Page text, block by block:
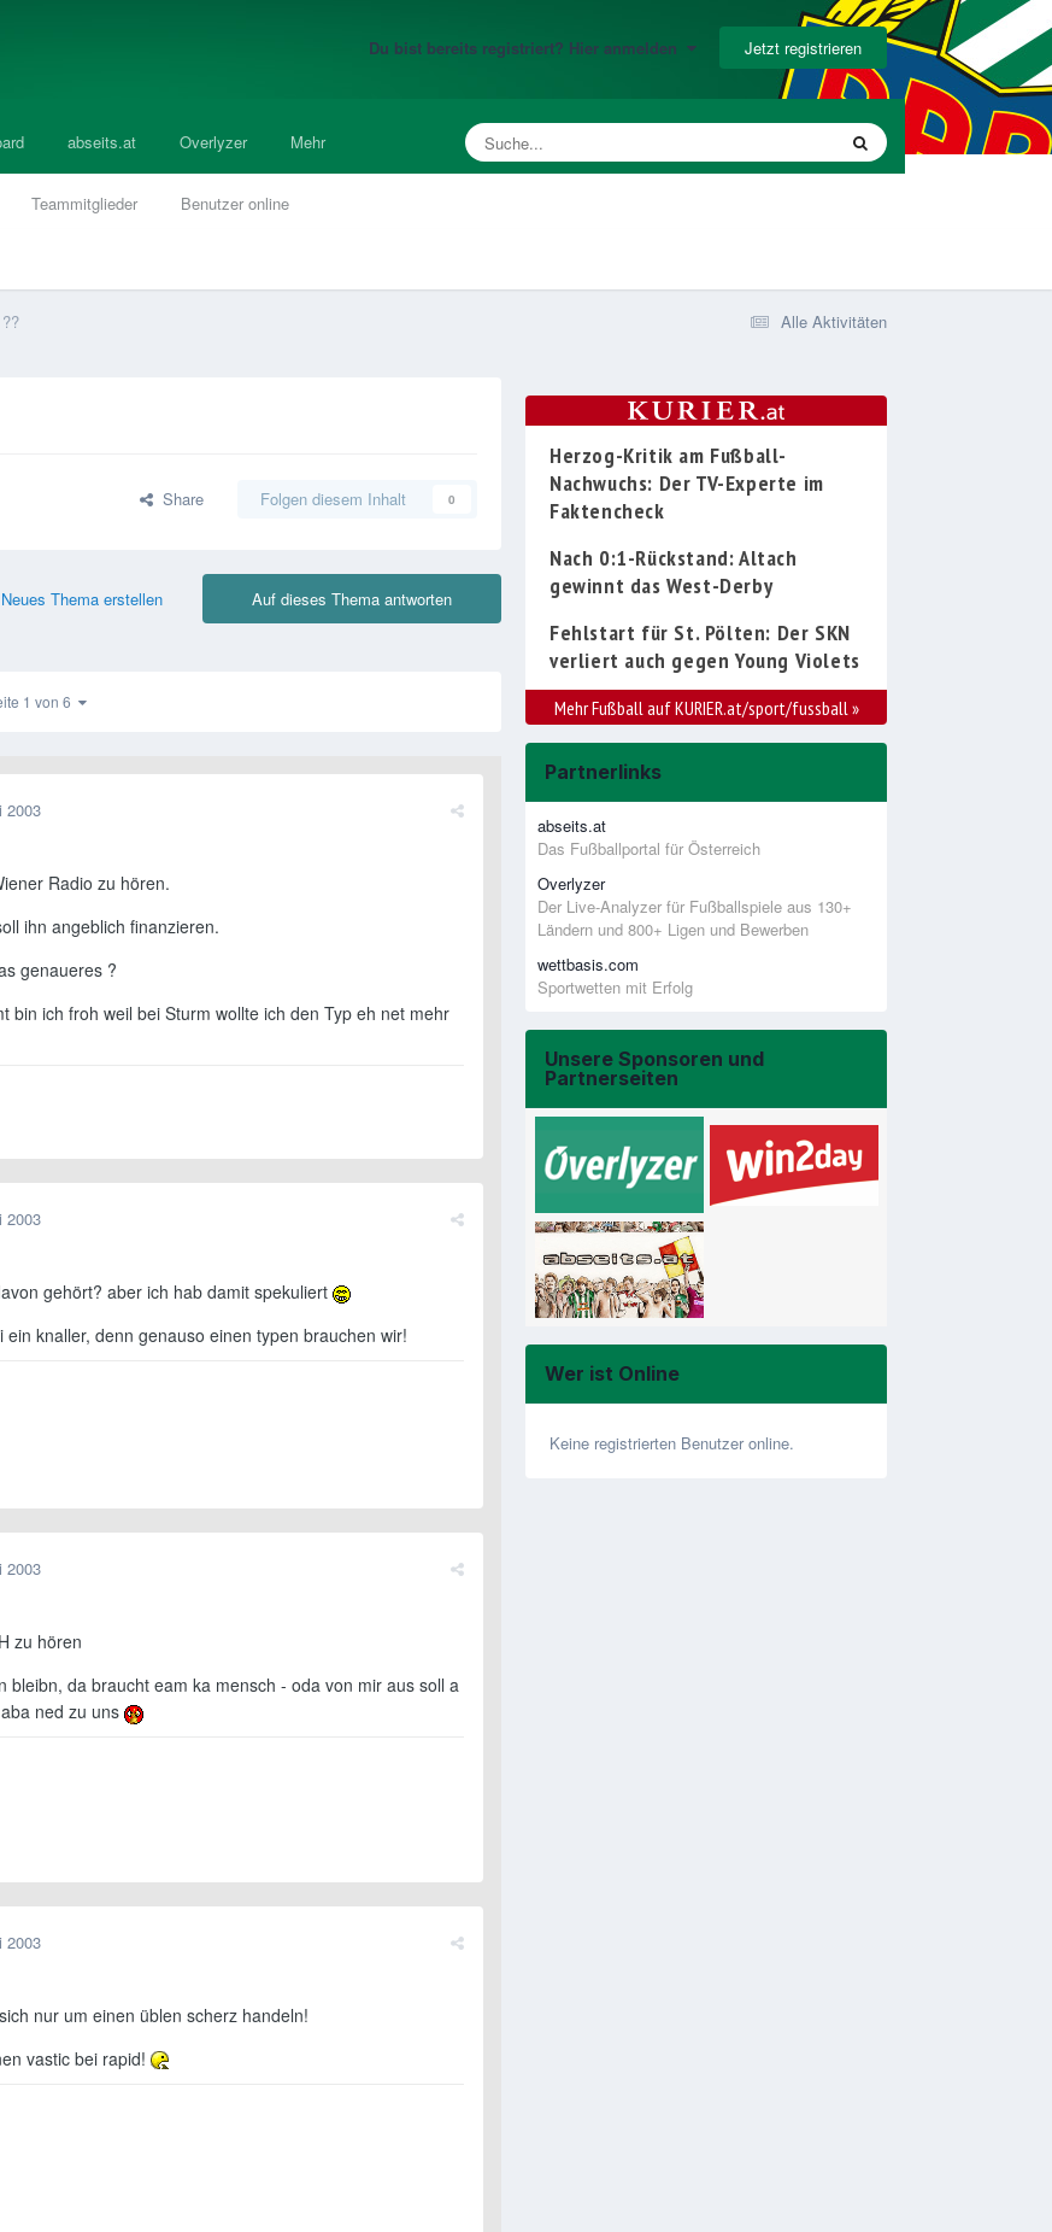
Du bist bereits registriert? Hier anmelden Jetzt registrieren
Teammitglieder Benutzer online
abseits.at Overlyzer Mehr
Alle Aktivitäten
Share Folgen diesem Inhalt 0
Auf dieses Thema antworten
Neues Thema erstellen
1 von 6
2003
Radio zu hören.
ihn angeblich finanzieren.
genaueres ?
bin ich froh weil bei Sturm wollte ich den Typ eh net mehr
2003
gehört? aber ich hab damit spekuliert
ein knaller, denn genauso einen typen brauchen wir!
2003
zu hören
bleibn, da braucht eam ka mensch - oda von mir aus soll a
ned zu uns
2003
nur um einen üblen scherz handeln!
vastic bei rapid!
Herzog-Kritik am Fußball-
Nachwuchs: Der TV-Experte im
Faktencheck
Nach 0:1-Rückstand: Altach
gewinnt das West-Derby
Fehlstart für St. Pölten: Der SKN
verliert auch gegen Young Violets
Mehr Fußball auf KURIER.at/sport/fussball »
Partnerlinks
abseits.at
Das Fußballportal für Österreich
Overlyzer
Der Live-Analyzer für Fußballspiele aus 130+
Ländern und 800+ Ligen und Bewerben
wettbasis.com
Sportwetten mit Erfolg
Unsere Sponsoren und
Partnerseiten
Wer ist Online
Keine registrierten Benutzer online.